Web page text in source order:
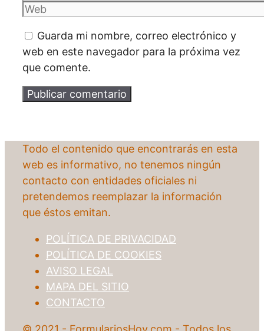
electrónico
Web
Guarda mi nombre, correo electrónico y
web en este navegador para la próxima vez
que comente.
Todo el contenido que encontrarás en esta
web es informativo, no tenemos ningún
contacto con entidades oficiales ni
pretendemos reemplazar la información
que éstos emitan.
POLÍTICA DE PRIVACIDAD
POLÍTICA DE COOKIES
AVISO LEGAL
MAPA DEL SITIO
CONTACTO